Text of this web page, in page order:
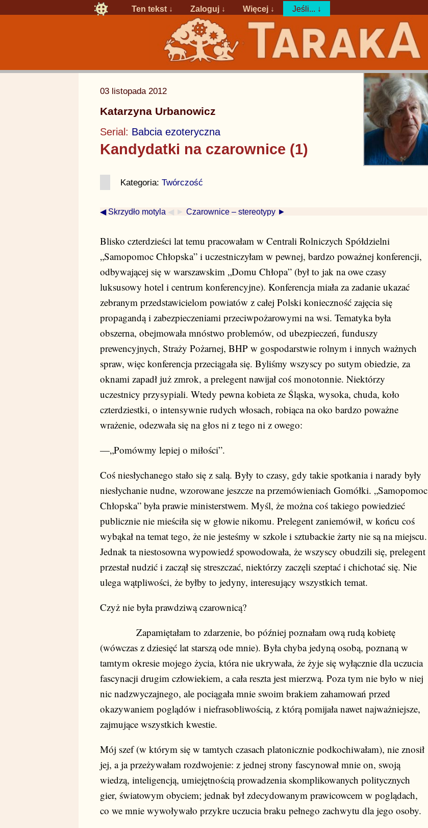
Ten tekst ↓ Zaloguj ↓ Więcej ↓ Jeśli... ↓
03 listopada 2012
Katarzyna Urbanowicz
Serial: Babcia ezoteryczna
Kandydatki na czarownice (1)
Kategoria: Twórczość
◀ Skrzydło motyla ◀ ► Czarownice – stereotypy ►
Blisko czterdzieści lat temu pracowałam w Centrali Rolniczych Spółdzielni
„Samopomoc Chłopska” i uczestniczyłam w pewnej, bardzo poważnej konferencji,
odbywającej się w warszawskim „Domu Chłopa” (był to jak na owe czasy
luksusowy hotel i centrum konferencyjne). Konferencja miała za zadanie ukazać
zebranym przedstawicielom powiatów z całej Polski konieczność zajęcia się
propagandą i zabezpieczeniami przeciwpożarowymi na wsi. Tematyka była
obszerna, obejmowała mnóstwo problemów, od ubezpieczeń, funduszy
prewencyjnych, Straży Pożarnej, BHP w gospodarstwie rolnym i innych ważnych
spraw, więc konferencja przeciągała się. Byliśmy wszyscy po sutym obiedzie, za
oknami zapadł już zmrok, a prelegent nawijał coś monotonnie. Niektórzy
uczestnicy przysypiali. Wtedy pewna kobieta ze Śląska, wysoka, chuda, koło
czterdziestki, o intensywnie rudych włosach, robiąca na oko bardzo poważne
wrażenie, odezwała się na głos ni z tego ni z owego:
—„Pomówmy lepiej o miłości”.
Coś niesłychanego stało się z salą. Były to czasy, gdy takie spotkania i narady były
niesłychanie nudne, wzorowane jeszcze na przemówieniach Gomółki. „Samopomoc
Chłopska” była prawie ministerstwem. Myśl, że można coś takiego powiedzieć
publicznie nie mieściła się w głowie nikomu. Prelegent zaniemówił, w końcu coś
wybąkał na temat tego, że nie jesteśmy w szkole i sztubackie żarty nie są na miejscu.
Jednak ta niestosowna wypowiedź spowodowała, że wszyscy obudzili się, prelegent
przestał nudzić i zaczął się streszczać, niektórzy zaczęli szeptać i chichotać się. Nie
ulega wątpliwości, że byłby to jedyny, interesujący wszystkich temat.
Czyż nie była prawdziwą czarownicą?
Zapamiętałam to zdarzenie, bo później poznałam ową rudą kobietę
(wówczas z dziesięć lat starszą ode mnie). Była chyba jedyną osobą, poznaną w
tamtym okresie mojego życia, która nie ukrywała, że żyje się wyłącznie dla uczucia
fascynacji drugim człowiekiem, a cała reszta jest mierzwą. Poza tym nie było w niej
nic nadzwyczajnego, ale pociągała mnie swoim brakiem zahamowań przed
okazywaniem poglądów i niefrasobliwością, z którą pomijała nawet najważniejsze,
zajmujące wszystkich kwestie.
Mój szef (w którym się w tamtych czasach platonicznie podkochiwałam), nie znosił
jej, a ja przeżywałam rozdwojenie: z jednej strony fascynował mnie on, swoją
wiedzą, inteligencją, umiejętnością prowadzenia skomplikowanych politycznych
gier, światowym obyciem; jednak był zdecydowanym prawicowcem w poglądach,
co we mnie wywoływało przykre uczucia braku pełnego zachwytu dla jego osoby.